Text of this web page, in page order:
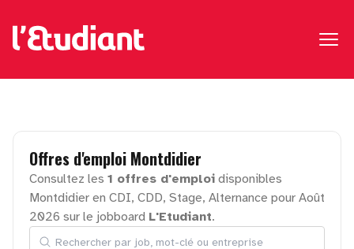
Offres d'emploi Montdidier
Consultez les 1 offres d'emploi disponibles
Montdidier en CDI, CDD, Stage, Alternance pour Août
2026 sur le jobboard L'Etudiant.
Rechercher par job, mot-clé ou entreprise